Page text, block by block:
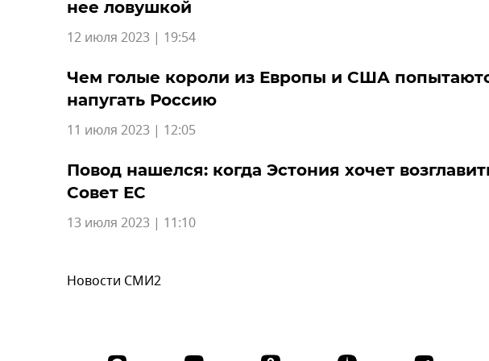
нее ловушкой
12 июля 2023 | 19:54
Чем голые короли из Европы и США
напугать Россию
11 июля 2023 | 12:05
Повод нашелся: когда Эстония хочет
Совет ЕС
13 июля 2023 | 11:10
Новости СМИ2